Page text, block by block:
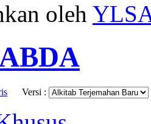
oleh
Versi :